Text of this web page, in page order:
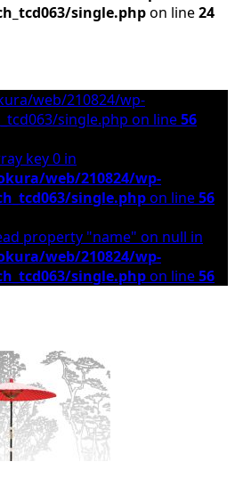
single.phpon line24
web/210824/wp-
single.php on line56
key 0 in
web/210824/wp-
single.phpon line56
property "name" on null in
web/210824/wp-
single.phpon line56